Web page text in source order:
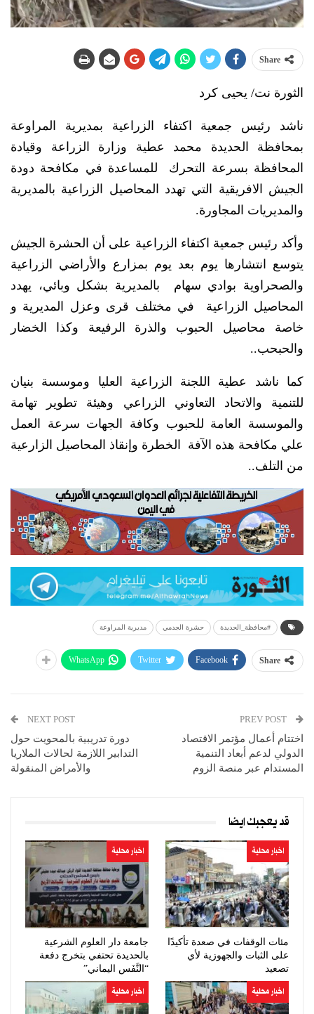
Share
الثورة نت/ يحيى كرد
ناشد رئيس جمعية اكتفاء الزراعية بمديرية المراوعة
بمحافظة الحديدة محمد عطية وزارة الزراعة وقيادة
المحافظة بسرعة التحرك للمساعدة في مكافحة دودة
الجيش الافريقية التي تهدد المحاصيل الزراعية بالمديرية
والمديريات المجاورة.
وأكد رئيس جمعية اكتفاء الزراعية على أن الحشرة الجيش
يتوسع انتشارها يوم بعد يوم بمزارع والأراضي الزراعية
والصحراوية بوادي سهام بالمديرية بشكل وبائي، يهدد
المحاصيل الزراعية في مختلف قرى وعزل المديرية و
خاصة محاصيل الحبوب والذرة الرفيعة وكذا الخضار
والحبحب..
كما ناشد عطية اللجنة الزراعية العليا وموسسة بنيان
للتنمية والاتحاد التعاوني الزراعي وهيئة تطوير تهامة
والموسسة العامة للحبوب وكافة الجهات سرعة العمل
علي مكافحة هذه الآفة الخطرة وإنقاذ المحاصيل الزارعية
من التلف..
#محافظة_الحديدة حشرة الجدمي مديرية المراوعة
Share
Facebook
Twitter
WhatsApp
اختتام أعمال مؤتمر الاقتصاد
الدولي لدعم أبعاد التنمية
المستدام عبر منصة الزوم
NEXT POST
دورة تدريبية بالمحويت حول
التدابير اللازمة لحالات الملاريا
والأمراض المنقولة
قد يعجبك ايضا
اخبار محلية
مئات الوقفات في صعدة تأكيدًا
على الثبات والجهوزية لأي
تصعيد
اخبار محلية
جامعة دار العلوم الشرعية
بالحديدة تحتفي بتخرج دفعة
“النَّفَس اليماني”
اخبار محلية اخبار محلية